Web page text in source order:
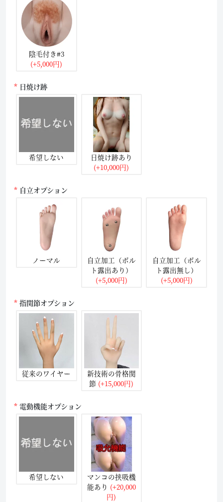
陰毛付き#3
(+5,000円)
日焼け跡
希望しない
日焼け跡あり
(+10,000円)
自立オプション
ノーマル
自立加工（ボル
ト露出あり）
(+5,000円)
自立加工（ボル
ト露出無し）
(+5,000円)
指関節オプション
従来のワイヤー
新技術の骨格関
節 (+15,000円)
電動機能オプション
希望しない
マンコの挟吸機
能あり (+20,000
円)